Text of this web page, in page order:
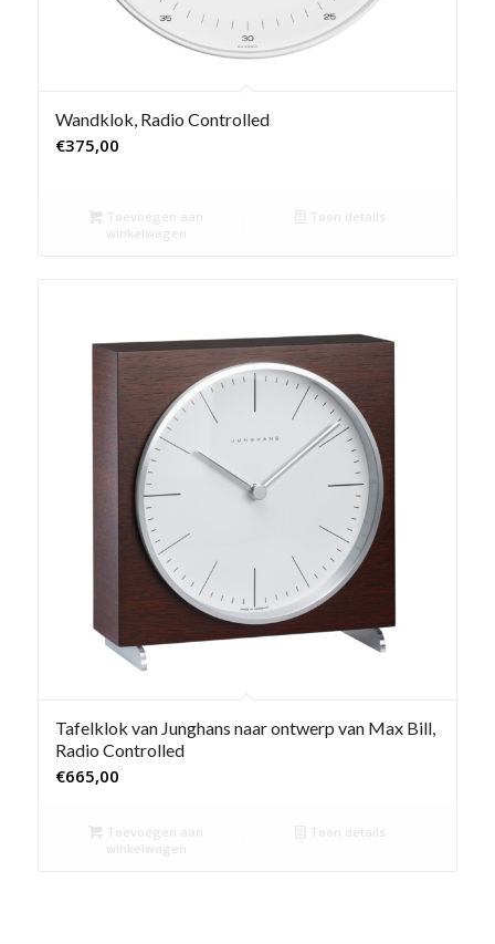
Wandklok, Radio Controlled
€375,00
Toevoegen aan
winkelwagen
Toon details
Tafelklok van Junghans naar ontwerp van Max Bill,
Radio Controlled
€665,00
Toevoegen aan
winkelwagen
Toon details